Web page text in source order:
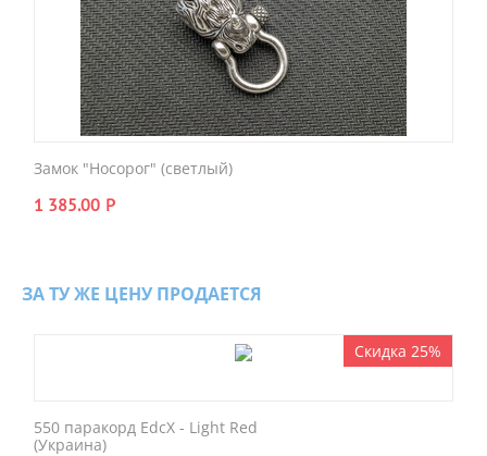
Замок "Носорог" (светлый)
1 385.00 Р
ЗА ТУ ЖЕ ЦЕНУ ПРОДАЕТСЯ
Скидка 25%
550 паракорд EdcX - Light Red
(Украина)